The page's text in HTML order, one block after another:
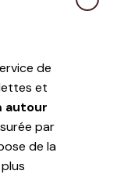
de
et
autour
par
de la